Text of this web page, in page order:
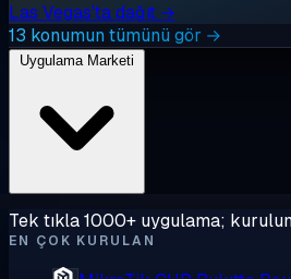
Las Vegas'ta dağıt →
13 konumun tümünü gör →
Tek tıkla 1000+ uygulama;
EN ÇOK KURULAN